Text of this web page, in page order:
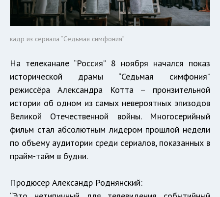
кадр из сериала “Седьмая симфония”
На телеканале “Россия” 8 ноября начался показ
исторической драмы “Седьмая симфония”
режиссёра Александра Котта – пронзительной
истории об одном из самых невероятных эпизодов
Великой Отечественной войны. Многосерийный
фильм стал абсолютным лидером прошлой недели
по объему аудитории среди сериалов, показанных в
прайм-тайм в будни.
Продюсер Александр Роднянский: